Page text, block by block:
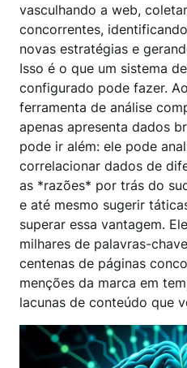
vasculhando a web,
concorrentes,
novas estratégias e
Isso é o que um sistema
configurado pode fazer.
ferramenta de análise
apenas apresenta dados
pode ir além: ele pode
correlacionar dados de
as *razões* por trás do
e até mesmo sugerir
superar essa vantagem.
milhares de palavras-
centenas de páginas
menções da marca em
lacunas de conteúdo que